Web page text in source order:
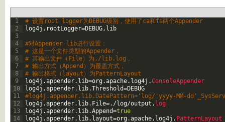
1
2
3
4
5
6
7
8
9
10
11
12
13
14
# 设置root logger为DEBUG级别，使用了ca和fa两个Appender
log4j . rootLogger=DEBUG, lib
#对Appender lib进行设置：
# 这是一个文件类型的Appender，
# 其输出文件（File）为./lib.log，
# 输出方式（Append）为覆盖方式，
# 输出格式（layout）为PatternLayout
log4j .appender. lib=org .apache. log4j .ConsoleAppender
log4j .appender. lib.Threshold=DEBUG
#log4j.appender.lib.DatePattern='log/'yyyy-MM-
log4j .appender. lib. File=. /log/output . log
log4j .appender. lib.Append=true
log4j .appender. lib. layout=org .apache. log4j .